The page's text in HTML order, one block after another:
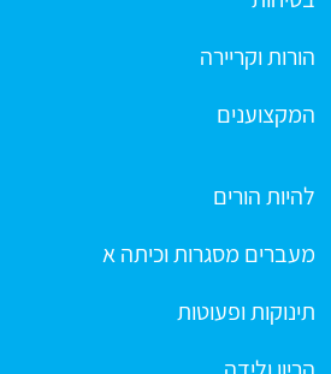
הורות וקריירה
המקצוענים
להיות הורים
מעברים מסגרות וכיתה א
תינוקות ופעוטות